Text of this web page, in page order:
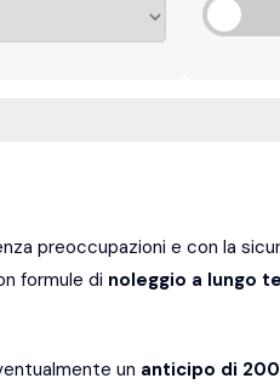
preoccupazioni e con la
formule di noleggio a lungo
un anticipo di